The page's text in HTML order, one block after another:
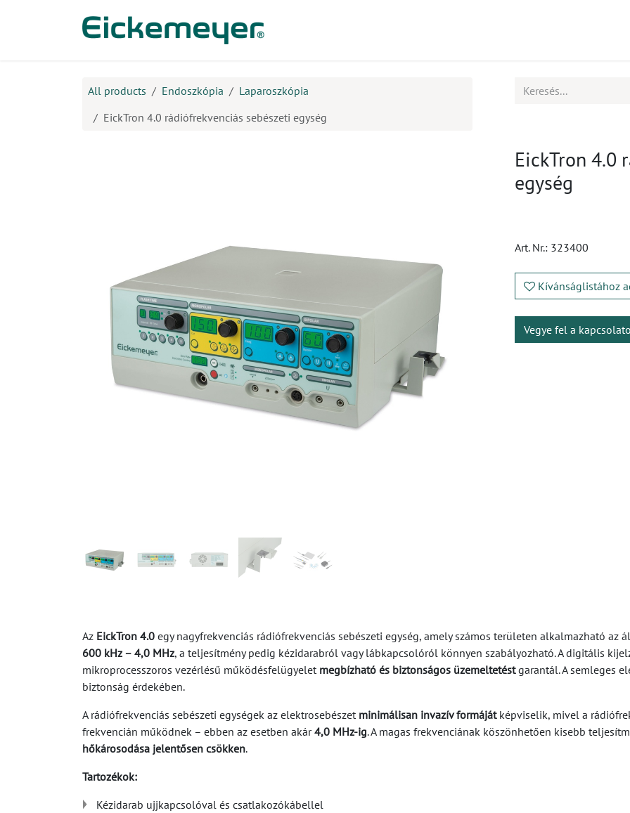
All products Endoszkópia
Laparoszkópia
EickTron 4.0 rádiófrekvenciás sebészeti egység
EickTron 4.0
egység
Art. Nr.: 323400
Kívánságlistához
Vegye fel a
Az EickTron 4.0 egy nagyfrekvenciás rádiófrekvenciás sebészeti egység, amely számos területen alkalmazható
600 kHz – 4,0 MHz, a teljesítmény pedig kézidarabról vagy lábkapcsolóról könnyen szabályozható. A digitális
mikroprocesszoros vezérlésű működésfelügyelet megbízható és biztonságos üzemeltetéstgarantál. A semleges
biztonság érdekében.
A rádiófrekvenciás sebészeti egységek az elektrosebészet minimálisan invazív formájátképviselik, mivel a
frekvencián működnek – ebben az esetben akár4,0 MHz-ig. A magas frekvenciának köszönhetően kisebb
hőkárosodása jelentősen csökken.
Tartozékok:
Kézidarab ujjkapcsolóval és csatlakozókábellel